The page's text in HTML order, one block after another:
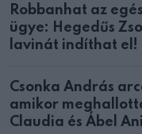
Robbanhat az
ügye: Hegedűs
lavinát indíthat el!
Csonka András
amikor
Claudia és Ábel